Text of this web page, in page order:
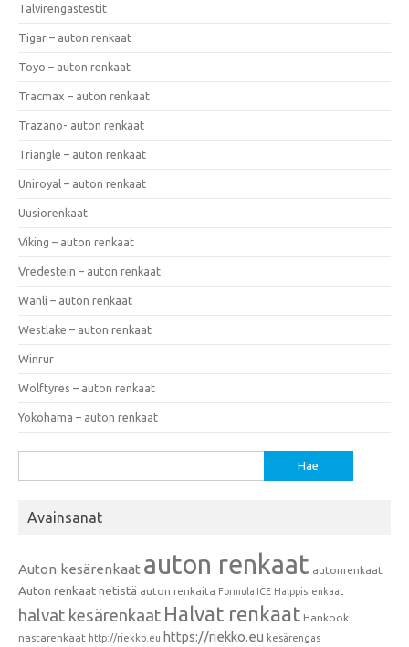
Talvirengastestit
Tigar – auton renkaat
Toyo – auton renkaat
Tracmax – auton renkaat
Trazano- auton renkaat
Triangle – auton renkaat
Uniroyal – auton renkaat
Uusiorenkaat
Viking – auton renkaat
Vredestein – auton renkaat
Wanli – auton renkaat
Westlake – auton renkaat
Winrur
Wolftyres – auton renkaat
Yokohama – auton renkaat
Avainsanat
Auton kesärenkaat auton renkaat autonrenkaat
Auton renkaat netistä auton renkaita Formula ICE Halppisrenkaat
halvat kesärenkaat Halvat renkaat Hankook
nastarenkaat http://riekko.eu https://riekko.eu kesärengas